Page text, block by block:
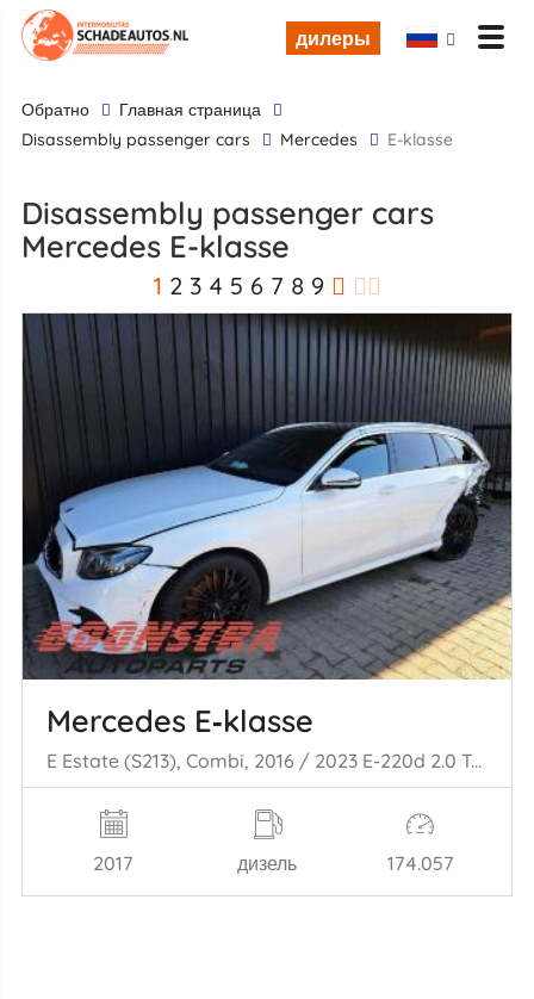
дилеры
обратно
Главная страница
disassembly passenger cars
Mercedes E-klasse
disassembly passenger cars
Mercedes E-klasse
1 2 3 4 5 6 7 8 9
Mercedes E‑klasse
E Estate (S213), Combi, 2016 / 2023 E-220d 2.0 Turbo 16V 4-Matic
2017 дизель 174.057